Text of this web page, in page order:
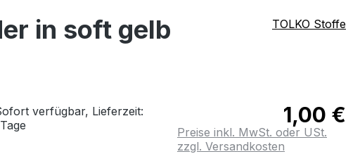
in soft gelb TOLKO Stoffe
verfügbar, Lieferzeit:
1,00 €
Preise inkl. MwSt. oder USt.
zzgl. Versandkosten